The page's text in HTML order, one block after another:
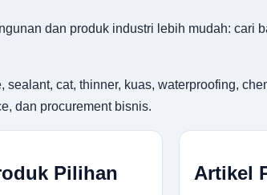
dan produk industri lebih mudah: cari
cat, thinner, kuas, waterproofing,
dan procurement bisnis.
Pilihan Artikel